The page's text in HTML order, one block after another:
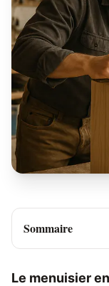
Sommaire
Le menuisier